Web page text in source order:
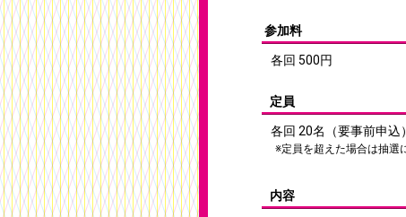
参加料
各回 500円
定員
各回 20名（要事前申込）
※定員を超えた場合は抽選
内容